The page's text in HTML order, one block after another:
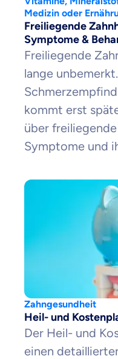
Medizin oder
Freiliegende
Symptome &
Freiliegende
lange
kommt erst
über
Symptome und
Zahngesundheit
Heil- und
Der Heil- und
einen
Zahnzusatz
Krankenhaus
Versicherung
Mit dem Abschicken meiner
Kontaktaufnahme durch
Weiter zu